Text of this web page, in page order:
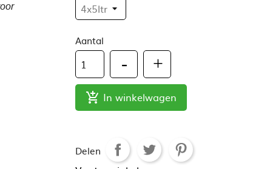
Aantal
 In winkelwagen
Delen